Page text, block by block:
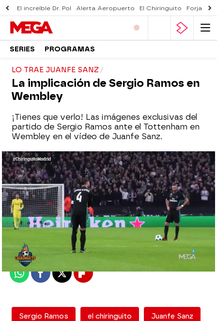
El increíble Dr. Pol Alerta Aeropuerto El Chiringuito Forjado
SERIES PROGRAMAS
LO TRAE JUANFE SANZ
La implicación de Sergio Ramos en
Wembley
¡Tienes que verlo! Las imágenes exclusivas del
partido de Sergio Ramos ante el Tottenham en
Wembley en el vídeo de Juanfe Sanz.
mega
Publicado: 02 de noviembre de 2017, 01:34
WhatsappFacebook
X Flipboard
Sergio Ramos el chiringuito Juanfe Sanz